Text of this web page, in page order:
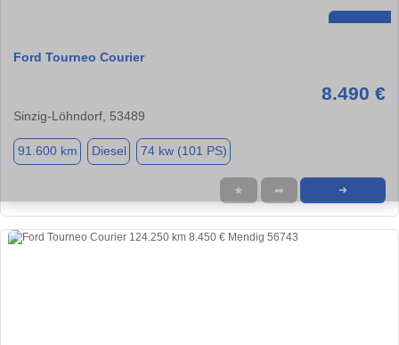
Ford Tourneo Courier
8.490 €
Sinzig-Löhndorf, 53489
91.600 km Diesel 74 kw (101 PS)
★ ➦ ➜